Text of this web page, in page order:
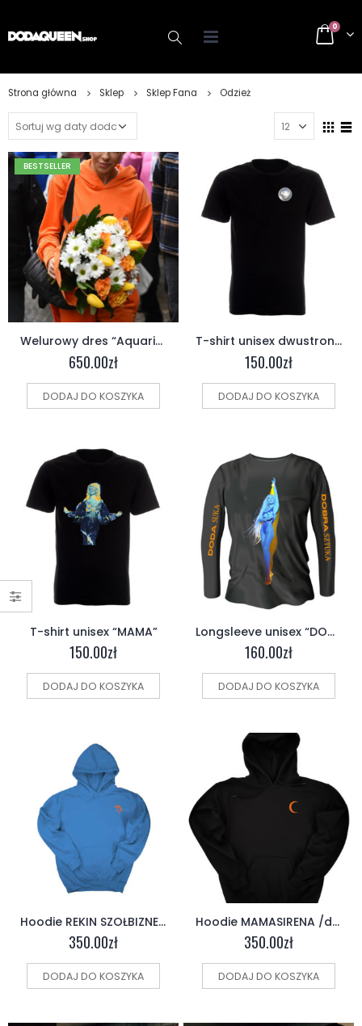
0
Strona główna Sklep Sklep Fana Odzież
BESTSELLER
Welurowy dres “Aquaria”
650.00zł
DODAJ DO KOSZYKA
T-shirt unisex dwustronna “podium”
150.00zł
DODAJ DO KOSZYKA
T-shirt unisex “MAMA”
150.00zł
DODAJ DO KOSZYKA
Longsleeve unisex “DODA SUKA DOBRA SZTUKA”
160.00zł
DODAJ DO KOSZYKA
Hoodie REKIN SZOŁBIZNESU /dwustronna/ niebieska
350.00zł
DODAJ DO KOSZYKA
Hoodie MAMASIRENA /dwustronna/ czarna
350.00zł
DODAJ DO KOSZYKA